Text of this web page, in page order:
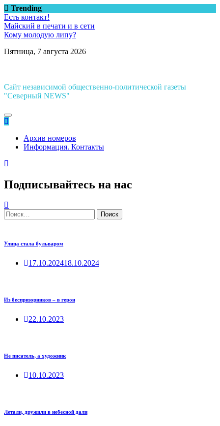
Перейти
к
содержимому
Trending
Есть контакт!
Майский в печати и в сети
Кому молодую липу?
Пятница, 7 августа 2026
Сайт независимой общественно-политической газеты
"Северный NEWS"
Архив номеров
Информация. Контакты
Подписывайтесь на нас
Найти:
Улица стала бульваром
17.10.202418.10.2024
Из беспризорников – в герои
22.10.2023
Не писатель, а художник
10.10.2023
Летали, дружили в небесной дали